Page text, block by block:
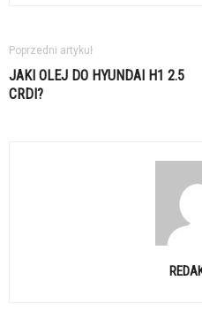
Poprzedni artykuł
JAKI OLEJ DO HYUNDAI H1 2.5
CRDI?